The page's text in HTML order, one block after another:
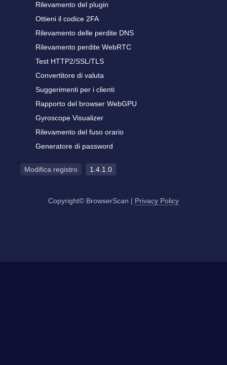
Rilevamento del plugin
Ottieni il codice 2FA
Rilevamento delle perdite DNS
Rilevamento perdite WebRTC
Test HTTP2/SSL/TLS
Convertitore di valuta
Suggerimenti per i clienti
Rapporto del browser WebGPU
Gyroscope Visualizer
Rilevamento del fuso orario
Generatore di password
Modifica registro 1.4.1.0
Copyright© BrowserScan | Privacy Policy